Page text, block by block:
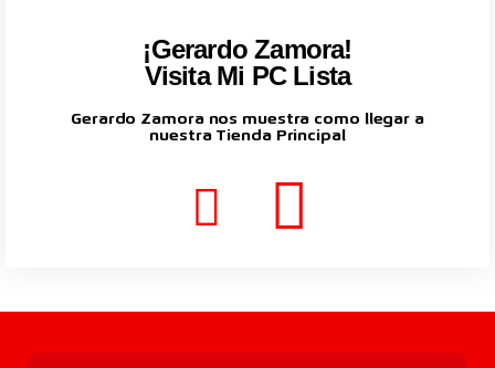
¡Gerardo Zamora!
Visita Mi PC Lista
Gerardo Zamora nos muestra como llegar a
nuestra Tienda Principal